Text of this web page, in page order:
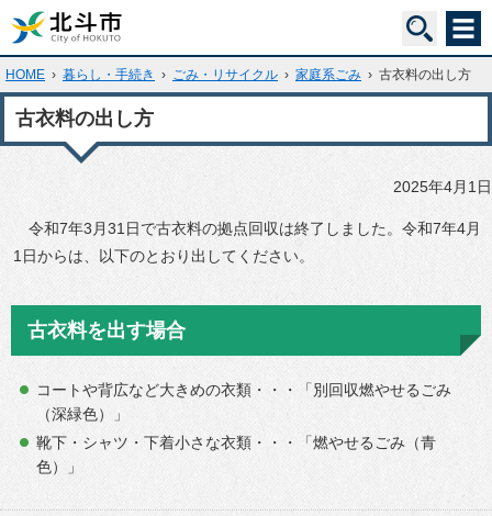
HOME › 暮らし・手続き › ごみ・リサイクル › 家庭系ごみ › 古衣料の出し方
古衣料の出し方
2025年4月1日
令和7年3月31日で古衣料の拠点回収は終了しました。令和7年4月
1日からは、以下のとおり出してください。
古衣料を出す場合
コートや背広など大きめの衣類・・・「別回収燃やせるごみ
（深緑色）」
靴下・シャツ・下着小さな衣類・・・「燃やせるごみ（青
色）」